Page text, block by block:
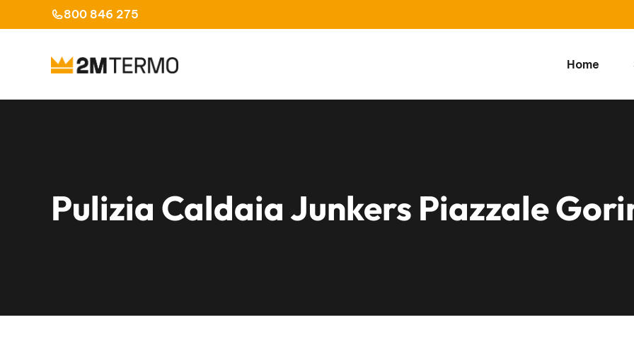
al
800 846 275
Home
Pulizia Caldaia Junkers Piazzale